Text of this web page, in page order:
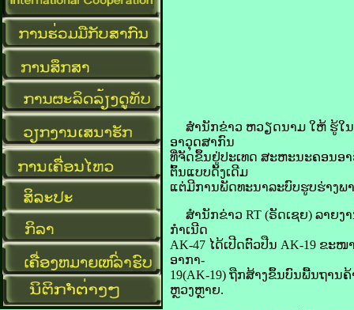
ສໍານັກຂ່າວ ຫວຽດນາມ ໃຫ້ ຮູ້ໃນ
ອາວຸດສາກົນ
ທີ່ຈັດຂຶ້ນຢູ່ປະເທດ ສະຫະນະຄອນອ
ຕົ້ນແບບດັ້ງເດີມ
ແຕ່ມີການພັດທະນາລະບົບຮູບຮ່າງ
ສໍານັກຂ່າວ RT (ຣັດເຊຍ) ລາຍງາ
ກໍາເນີດ
AK-47 ໄດ້ເປີດຕົວປືນ AK-19 ຂະ
ອາກາ-
19(AK-19) ຖືກສ້າງຂຶ້ນບົນພື້ນຖານ
ຫຼວງຫຼາຍ.